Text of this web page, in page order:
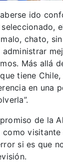
ido
chato,
Más allá
tiene
en una
de la
si es que